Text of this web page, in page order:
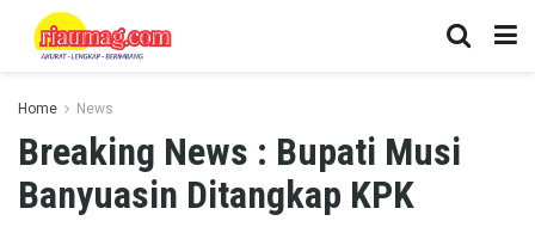
Home News
Breaking News : Bupati Musi
Banyuasin Ditangkap KPK